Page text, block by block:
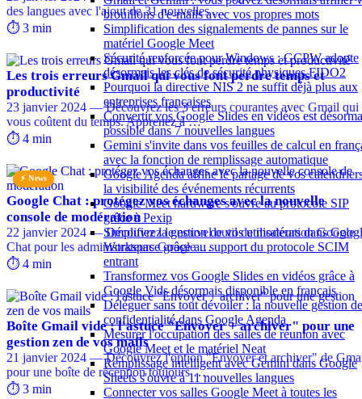
brouillons d'e-mails avec vos propres mots
Simplification des signalements de pannes sur le
matériel Google Meet
Sécurité renforcée pour Windows : GCPW adopte
désormais les clés de sécurité physiques FIDO2
Pourquoi la directive NIS 2 ne suffit déjà plus aux
entreprises françaises
Convertir vos Google Slides en vidéos est
possible dans 7 nouvelles langues
Gemini s'invite dans vos feuilles de calcul en
avec la fonction de remplissage automatique
Google Agenda affine le partage de vos
la visibilité des événements récurrents
Google Meet hardware s'ouvre au protocole SIP
grâce à Pexip
Simplifiez la gestion de vos utilisateurs dans
Workspace grâce au support du protocole SCIM
entrant
Transformez vos Google Slides en vidéos grâce à
Google Vids désormais disponible en français
Déléguer sans tout dévoiler : la nouvelle gestion
confidentialité dans Google Agenda
Mesurer l'occupation des salles de réunion avec
Google Meet et le matériel Neat
Remplissage intelligent avec Gemini dans Google
Sheets s'ouvre à 11 nouvelles langues
Connecter vos salles Google Meet à toutes les
des langues avec l'ajout de 31 nouvelles …
⏱️ 3 min
Les trois erreurs Gmail qui vous font perdre temps et
productivité
23 janvier 2024 — Découvrez les 3 erreurs courantes avec Gmail qui
vous coûtent du temps. Apprenez à …
⏱️ 4 min
⚡ News
Google Chat : protégez vos échanges avec la nouvelle
console de modération
22 janvier 2024 — Découvrez le nouvel outil de modération Google
Chat pour les administrateurs Google …
⏱️ 4 min
Boîte Gmail vide : l'astuce "Envoyer + archiver" pour une
gestion zen de vos mails
21 janvier 2024 — Découvrez l'option "Envoyer et archiver" de
pour une boîte de réception toujours …
⏱️ 3 min